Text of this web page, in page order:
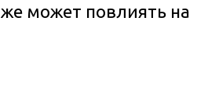
может повлиять на